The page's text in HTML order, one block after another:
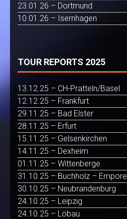
23.01.26 – Dortmund
10.01.26 – Isernhagen
TOUR REPORTS 2025
13.12.25 – CH-Pratteln/Basel
12.12.25 – Frankfurt
29.11.25 – Bad Elster
28.11.25 – Erfurt
15.11.25 – Gelsenkirchen
14.11.25 – Dexheim
01.11.25 – Wittenberge
31.10.25 – Buchholz – Empore
30.10.25 – Neubrandenburg
24.10.25 – Leipzig
24.10.25 – Löbau